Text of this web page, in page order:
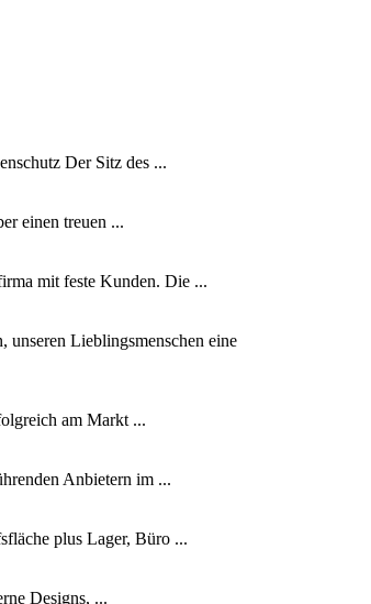
Der Sitz des ...
einen treuen ...
mit feste Kunden. Die ...
Lieblingsmenschen eine
am Markt ...
Anbietern im ...
plus Lager, Büro ...
Designs, ...